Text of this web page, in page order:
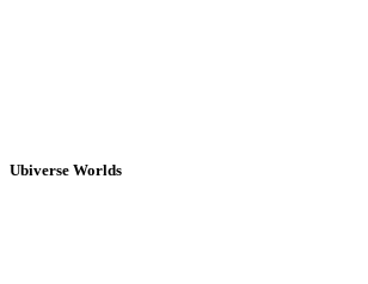
Ubiverse Worlds